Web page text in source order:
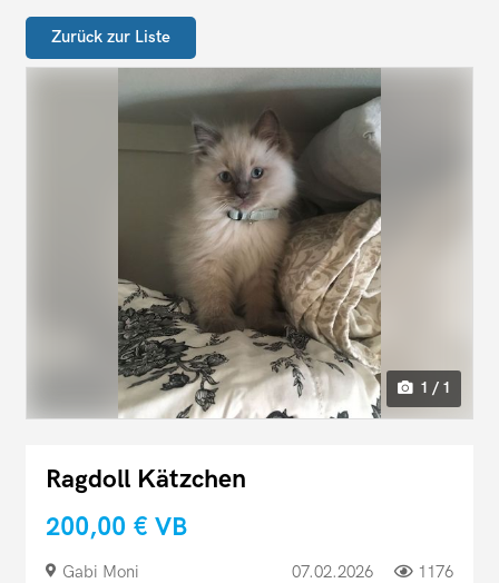
Zurück zur Liste
1 / 1
Ragdoll Kätzchen
200,00 € VB
Gabi Moni 07.02.2026 1176